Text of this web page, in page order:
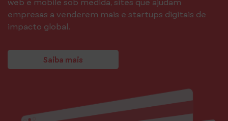
web e mobile sob medida, sites que ajudam
empresas a venderem mais e startups digitais de
impacto global.
Saiba mais